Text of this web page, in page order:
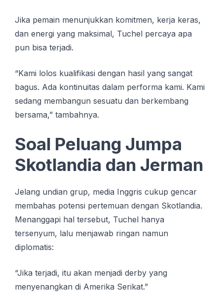
Jika pemain menunjukkan komitmen, kerja keras,
dan energi yang maksimal, Tuchel percaya apa
pun bisa terjadi.
“Kami lolos kualifikasi dengan hasil yang sangat
bagus. Ada kontinuitas dalam performa kami. Kami
sedang membangun sesuatu dan berkembang
bersama,” tambahnya.
Soal Peluang Jumpa
Skotlandia dan Jerman
Jelang undian grup, media Inggris cukup gencar
membahas potensi pertemuan dengan Skotlandia.
Menanggapi hal tersebut, Tuchel hanya
tersenyum, lalu menjawab ringan namun
diplomatis:
“Jika terjadi, itu akan menjadi derby yang
menyenangkan di Amerika Serikat.”